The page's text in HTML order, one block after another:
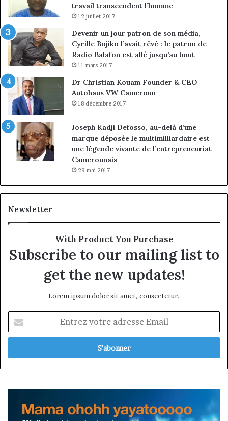
travail transcendent l’homme
12 juillet 2017
Devenir un jour patron de son média,
Cyrille Bojiko l’avait rêvé : le patron de
Radio Balafon est allé jusqu’au bout
11 mars 2017
Dr Christian Kouam Founder & CEO
Autohaus VW Cameroun
18 décembre 2017
Joseph Kadji Defosso, au-delà d’une
marque déposée le multimilliardaire est
une légende vivante de l’entrepreneuriat
Camerounais
29 mai 2017
Newsletter
With Product You Purchase
Subscribe to our mailing list to
get the new updates!
Lorem ipsum dolor sit amet, consectetur.
votre
adresse